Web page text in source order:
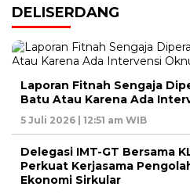
DELISERDANG
Laporan Fitnah Sengaja
Batu Atau Karena Ada
5 Juli 2026 | 12:51 am WIB
Delegasi IMT-GT Bersama
Perkuat Kerjasama
Ekonomi Sirkular